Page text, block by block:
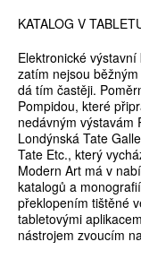
KATALOG V
Elektronické
zatím nejsou
dá tím častěji.
Pompidou, které
nedávným výstavám
Londýnská Tate
Tate Etc., který
Modern Art má v
katalogů a
překlopením tištěné
tabletovými
nástrojem zvoucím